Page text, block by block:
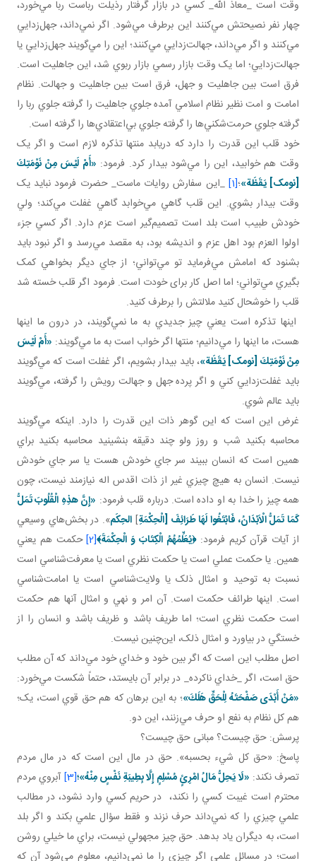
وقت است _معاذ الله_ کسي در بازار گرفتار رذيلت رباست ربا مي‌خورد،
چهار نفر نصيحتش مي‌کنند اين برطرف مي‌شود. اگر نمي‌داند، جهل‌زدايي
مي‌کنند و اگر مي‌داند، جهالت‌زدايي مي‌کنند؛ اين را مي‌گويند جهل‌زدايي يا
جهالت‌زدايي؛ اما يک وقت بازار رسمي بازار ربوي شد، اين جاهليت است.
فرق است بين جاهليت و جهل، فرق است بين جاهليت و جهالت. نظام
امامت و امت نظير نظام اسلامي آمده جلوي جاهليت را گرفته جلوي ربا را
گرفته جلوي حرمت‌شکني‌ها را گرفته جلوي بي‌اعتقادي‌ها را گرفته است.
خود قلب اين قدرت را دارد که دريابد منتها تذکره لازم است و اگر يک
وقت هم خوابيد، اين را مي‌شود بيدار کرد. فرمود: «أَمْ لَيْسَ مِنْ نَوْمَتِكَ‏
[نومک] يَقَظَة»؛[1] _اين سفارش روايات ماست_ حضرت فرمود نبايد يک
وقت بيدار بشوي. اين قلب گاهي مي‌خوابد گاهي غفلت مي‌کند؛ ولي
خودش طبيب است بلد است تصميم‌گير است عزم دارد. اگر کسي جزء
اولوا العزم بود اهل عزم و انديشه بود، به مقصد مي‌رسد و اگر نبود بايد
بشنود که امامش مي‌فرمايد تو مي‌تواني؛ از جاي ديگر بخواهي کمک
بگيري مي‌تواني؛ اما اصل کار برای خودت است. فرمود اگر قلب خسته شد
قلب را خوشحال کنيد ملالتش را برطرف کنيد.
اينها تذکره است يعني چيز جديدي به ما نمي‌گويند، در درون ما اينها
هست، ما اينها را مي‌دانيم؛ منتها اگر خواب است به ما مي‌گويند: «أَمْ لَيْسَ
مِنْ نَوْمَتِكَ‏ [نومک] يَقَظَة»، بايد بيدار بشويم، اگر غفلت است که مي‌گويند
بايد غفلت‌زدايي کني و اگر پرده جهل و جهالت رويش را گرفته، مي‌گويند
بايد عالم شوي.
غرض اين است که اين گوهر ذات اين قدرت را دارد. اينکه مي‌گويند
محاسبه بکنيد شب و روز ولو چند دقيقه بنشينيد محاسبه بکنيد براي
همين است که انسان ببيند سر جاي خودش هست يا سر جاي خودش
نيست. انسان به هيچ چيزي غير از ذات اقدس اله نيازمند نيست، چون
همه چيز را خدا به او داده است. درباره قلب فرمود: «إِنَّ هذِهِ الْقُلُوبَ تَمَلُّ
كَمَا تَمَلُّ الْاَبْدَانُ، فَابْتَغُوا لَهَا طَرَائِفَ [الْحِكْمَةِ] الحِکَم». در بخش‌هاي وسيعي
از آيات قرآن کريم فرمود:﴿يُعَلِّمُهُمُ الْكِتَابَ وَ الْحِكْمَةَ﴾[2]
حکمت هم يعني
همين. يا حکمت عملي است يا حکمت نظري است يا معرفت‌شناسي است
نسبت به توحيد و امثال ذلک يا ولايت‌شناسي است يا امامت‌شناسي
است. اينها طرائف حکمت است. آن امر و نهي و امثال آنها هم حکمت
است حکمت نظري است؛ اما طريف باشد و ظريف باشد و انسان را از
خستگي در بياورد و امثال ذلک، اين‌چنين نيست.
اصل مطلب اين است که اگر بين خود و خداي خود مي‌داند که آن مطلب
حق است، اگر _خداي ناکرده_ در برابر آن بايستد، حتماً شکست مي‌خورد:
«مَنْ أَبْدَى صَفْحَتَهُ لِلْحَقِّ هَلَكَ»؛ به اين برهان که هم حق قوي است، يک؛
هم کل نظام به نفع او حرف مي‌زنند، اين دو.
پرسش: حق چيست؟ مبانی حق چيست؟
پاسخ: «حق کل شيء بحسبه». حق در مال اين است که در مال مردم
تصرف نکند: «لَا يَحِلُّ مَالُ امْرِئٍ مُسْلِمٍ إِلَّا بِطِيبَةِ نَفْسٍ مِنْهُ»؛[3]
آبروي مردم
محترم است غيبت کسي را نکند، در حريم کسي وارد نشود، در مطالب
علمي چيزي را که نمي‌داند حرف نزند و فقط سؤال علمي بکند و اگر بلد
است، به ديگران ياد بدهد. حق چيز مجهولي نيست، براي ما خيلي روشن
است؛ در مسائل علمي اگر چيزي را ما نمي‌دانيم، معلوم مي‌شود آن که